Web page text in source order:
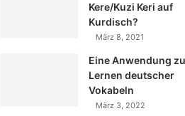
Kere/Kuzi Keri auf
Kurdisch?
März 8, 2021
Eine Anwendung
Lernen deutscher
Vokabeln
März 3, 2022